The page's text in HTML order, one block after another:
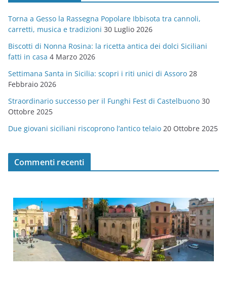
o
r
i
e
Torna a Gesso la Rassegna Popolare Ibbisota tra cannoli,
carretti, musica e tradizioni 30 Luglio 2026
Biscotti di Nonna Rosina: la ricetta antica dei dolci Siciliani
fatti in casa 4 Marzo 2026
Settimana Santa in Sicilia: scopri i riti unici di Assoro 28
Febbraio 2026
Straordinario successo per il Funghi Fest di Castelbuono 30
Ottobre 2025
Due giovani siciliani riscoprono l’antico telaio 20 Ottobre 2025
Commenti recenti